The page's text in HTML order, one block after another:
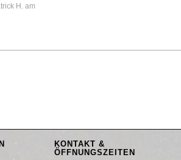
H. am
KONTAKT &
ÖFFNUNGSZEITEN